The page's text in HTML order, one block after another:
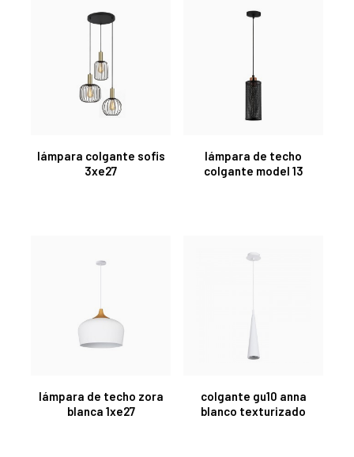
lámpara colgante sofis
3xe27
lámpara de techo
colgante model 13
lámpara de techo zora
blanca 1xe27
colgante gu10 anna
blanco texturizado